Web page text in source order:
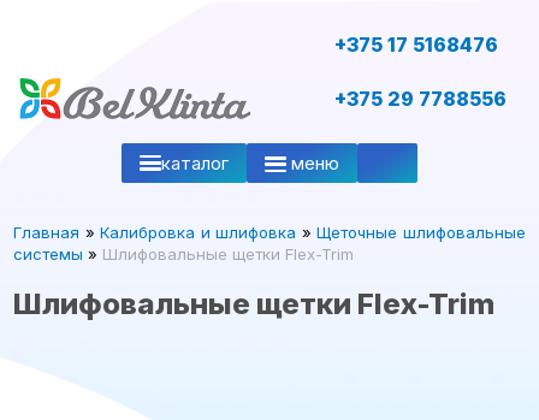
+375 17 5168476
+375 29 7788556
каталог меню
Главная » Калибровка и шлифовка » Щеточные шлифовальные
системы » Шлифовальные щетки Flex-Trim
Шлифовальные щетки Flex-Trim